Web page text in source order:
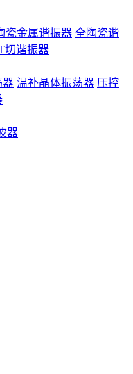
瓷金属谐振器 全陶瓷谐
切谐振器
器 温补晶体振荡器 压控
器